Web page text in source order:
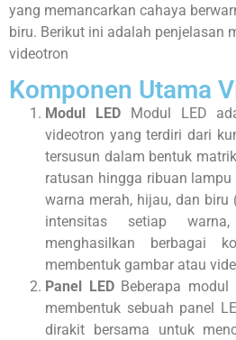
yang memancarkan cahaya
biru. Berikut ini adalah penjelasan
videotron
Komponen Utama
Modul LEDModul LED
videotron yang terdiri dari
tersusun dalam bentuk
ratusan hingga ribuan
warna merah, hijau, dan biru
intensitas setiap
menghasilkan berbagai
membentuk gambar atau
Panel LEDBeberapa modul
membentuk sebuah panel
dirakit bersama untuk